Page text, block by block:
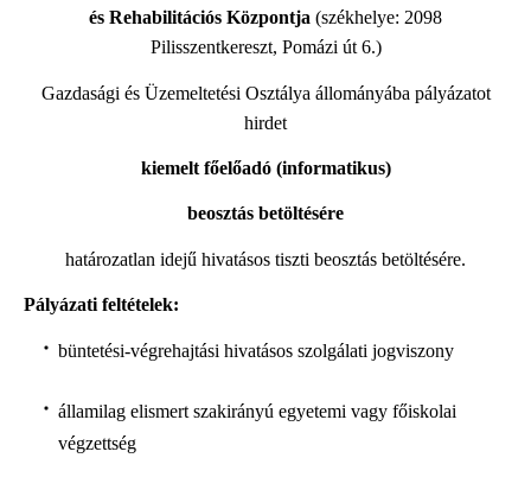
és Rehabilitációs Központja (székhelye: 2098
Pilisszentkereszt, Pomázi út 6.)
Gazdasági és Üzemeltetési Osztálya állományába pályázatot
hirdet
kiemelt főelőadó (informatikus)
beosztás betöltésére
határozatlan idejű hivatásos tiszti beosztás betöltésére.
Pályázati feltételek:
büntetési-végrehajtási hivatásos szolgálati jogviszony
államilag elismert szakirányú egyetemi vagy főiskolai
végzettség